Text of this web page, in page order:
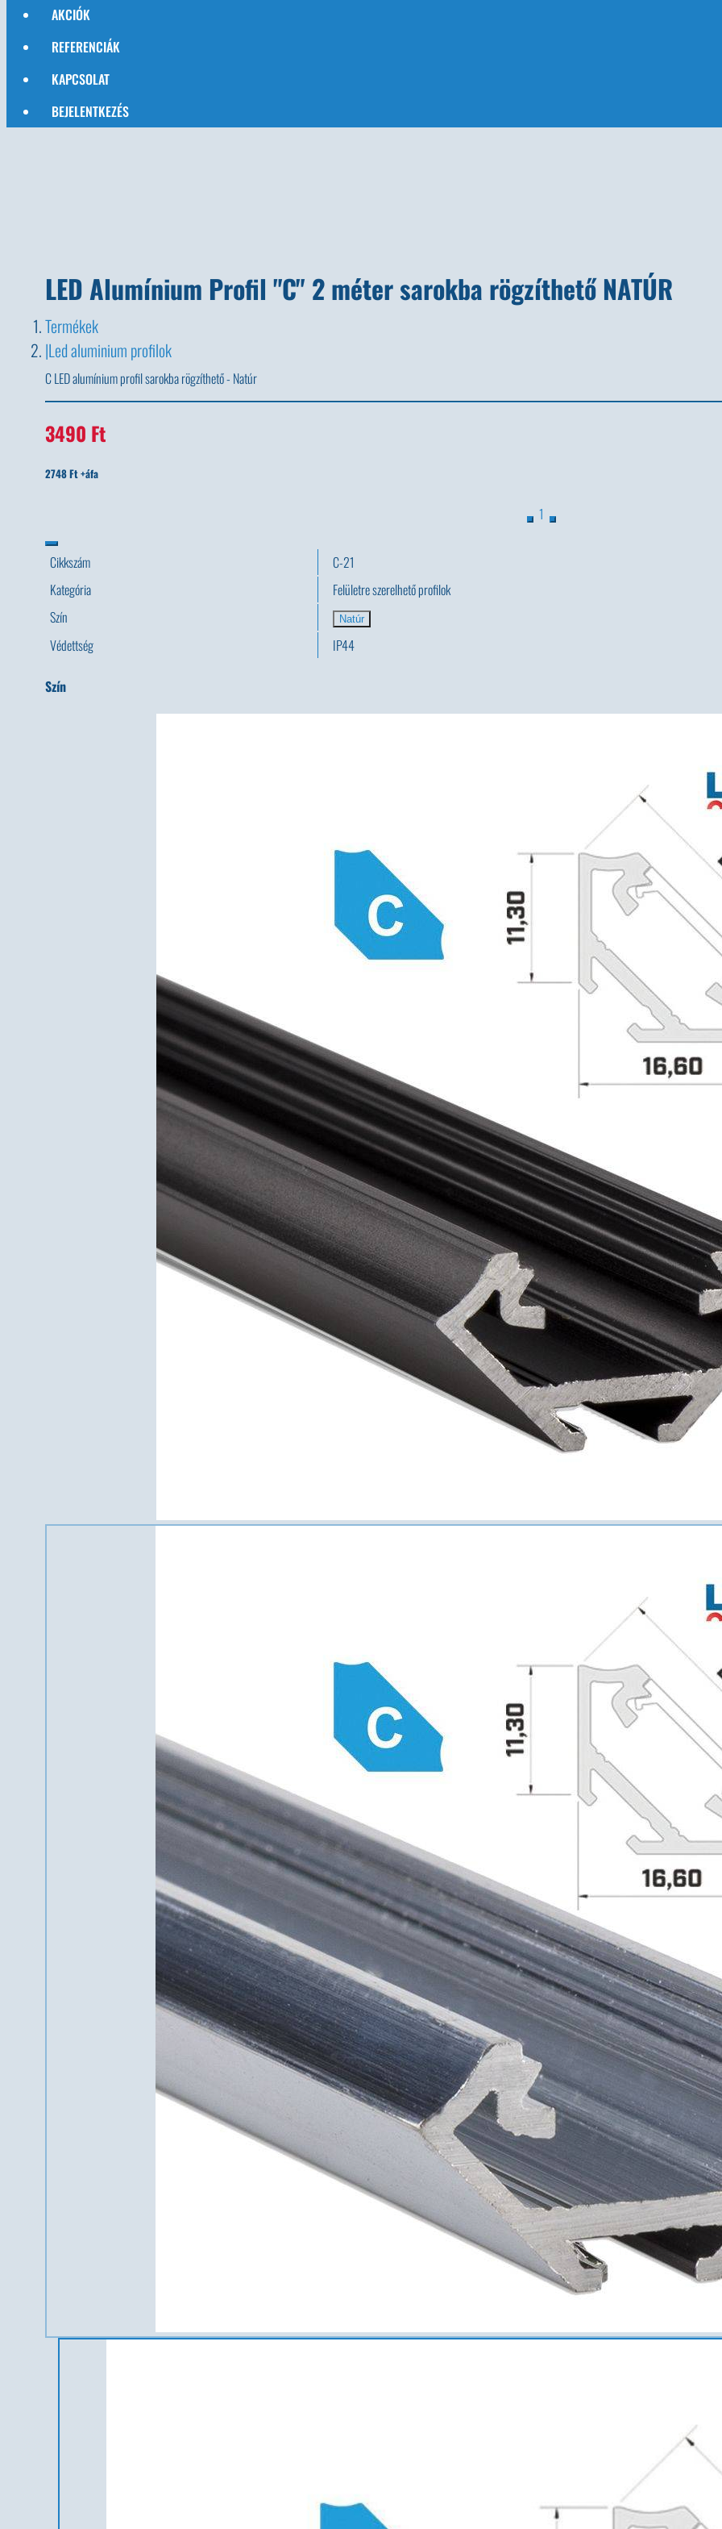
AKCIÓK
REFERENCIÁK
KAPCSOLAT
BEJELENTKEZÉS
LED Alumínium Profil "C" 2 méter sarokba rögzíthető NATÚR
Termékek
Led aluminium profilok
C LED alumínium profil sarokba rögzíthető - Natúr
3490 Ft
2748 Ft +áfa
1
Cikkszám
C-21
Kategória
Felületre szerelhető profilok
Szín
Natúr
Védettség IP44
Szín